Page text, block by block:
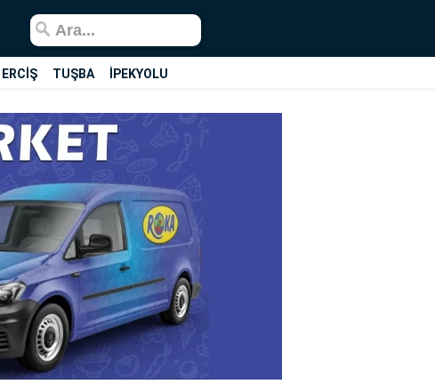
ERCİŞ TUŞBA İPEKYOLU